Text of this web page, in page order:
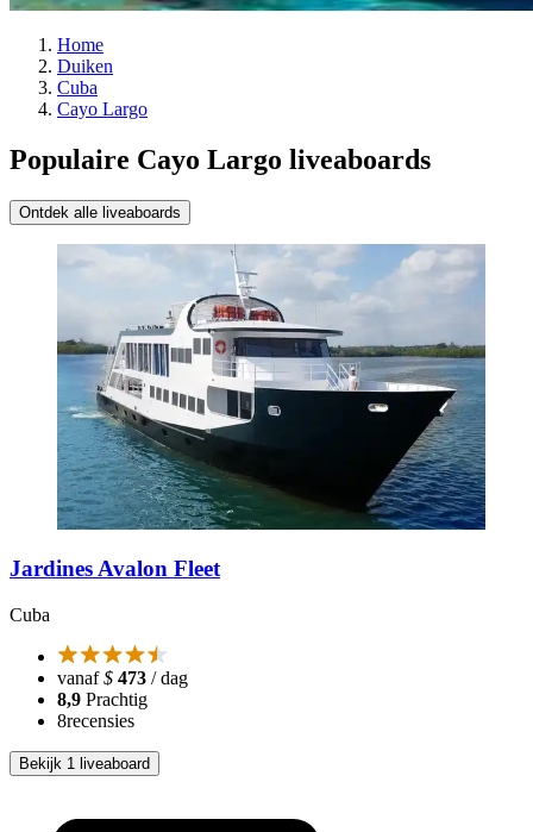
Home
Duiken
Cuba
Cayo Largo
Populaire Cayo Largo liveaboards
Ontdek alle liveaboards
Jardines Avalon Fleet
Cuba
vanaf$ 473 / dag
8,9 Prachtig
8recensies
Bekijk 1 liveaboard